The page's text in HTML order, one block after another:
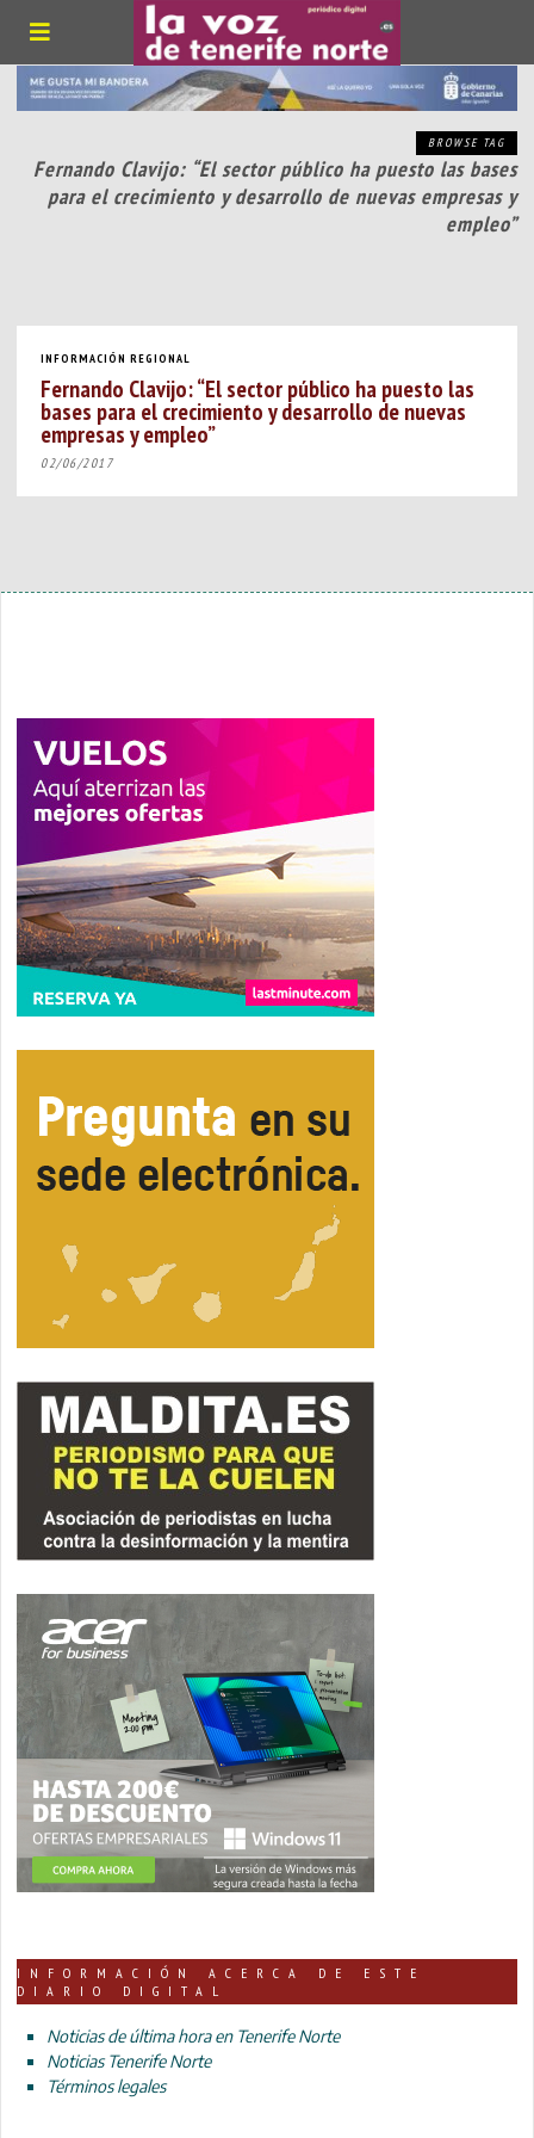
BROWSE TAG
Fernando Clavijo: “El sector público ha puesto las bases
para el crecimiento y desarrollo de nuevas empresas y
empleo”
INFORMACIÓN REGIONAL
Fernando Clavijo: “El sector público ha puesto las
bases para el crecimiento y desarrollo de nuevas
empresas y empleo”
02/06/2017
INFORMACIÓN ACERCA DE ESTE
DIARIO DIGITAL
Noticias de última hora en Tenerife Norte
Noticias Tenerife Norte
Términos legales